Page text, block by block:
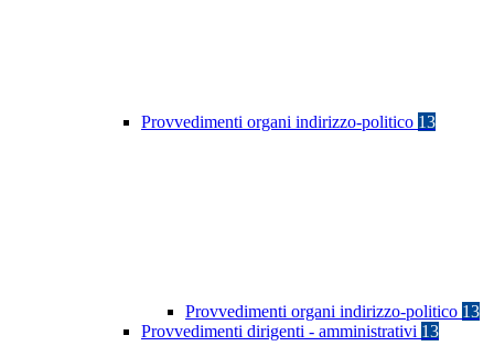
Provvedimenti organi indirizzo-politico 13
Provvedimenti organi indirizzo-politico 13
Provvedimenti dirigenti - amministrativi 13